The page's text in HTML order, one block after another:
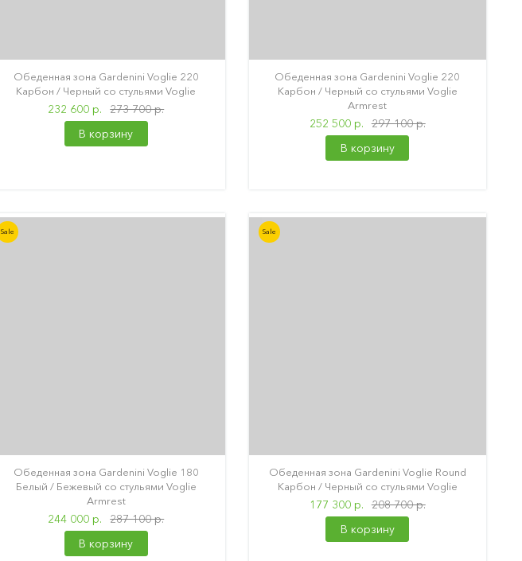
Обеденная зона Gardenini Voglie 220
Карбон / Черный со стульями Voglie
232 600 р.
273 700 р.
В корзину
Обеденная зона Gardenini Voglie 220
Карбон / Черный со стульями Voglie
Armrest
252 500 р. 297 100 р.
В корзину
Sale
Обеденная зона Gardenini Voglie 180
Белый / Бежевый со стульями Voglie
Armrest
244 000 р.
287 100 р.
В корзину
Sale
Обеденная зона Gardenini Voglie Round
Карбон / Черный со стульями Voglie
177 300 р. 208 700 р.
В корзину